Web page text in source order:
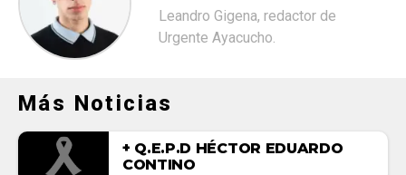
Leandro Gigena, redactor de
Urgente Ayacucho.
Más Noticias
+ Q.E.P.D HÉCTOR EDUARDO
CONTINO